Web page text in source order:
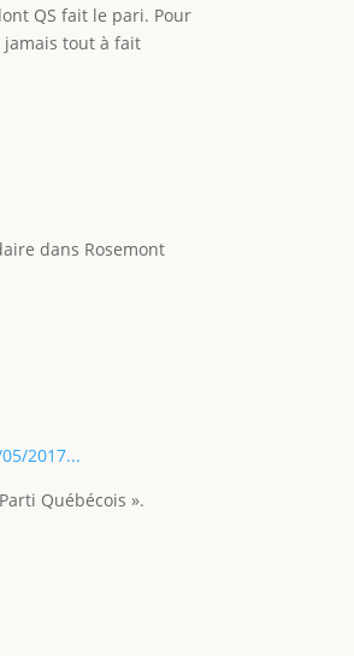
QS fait le pari. Pour
jamais tout à fait
dans Rosemont
2017...
Québécois ».